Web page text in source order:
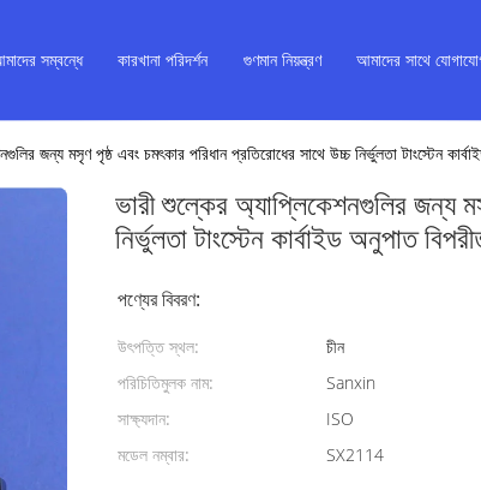
সম্বন্ধে কারখানা পরিদর্শন গুণমান নিয়ন্ত্রণ আমাদের সাথে
জন্য মসৃণ পৃষ্ঠ এবং চমৎকার পরিধান প্রতিরোধের সাথে উচ্চ নির্ভুলতা টাংস্টেন
ভারী শুল্কের অ্যাপ্লিকেশনগুলির জন্য
নির্ভুলতা টাংস্টেন কার্বাইড অনুপাত
পণ্যের বিবরণ:
উৎপত্তি স্থল:
চীন
পরিচিতিমুলক নাম:
Sanxin
সাক্ষ্যদান:
ISO
মডেল নম্বার:
SX2114